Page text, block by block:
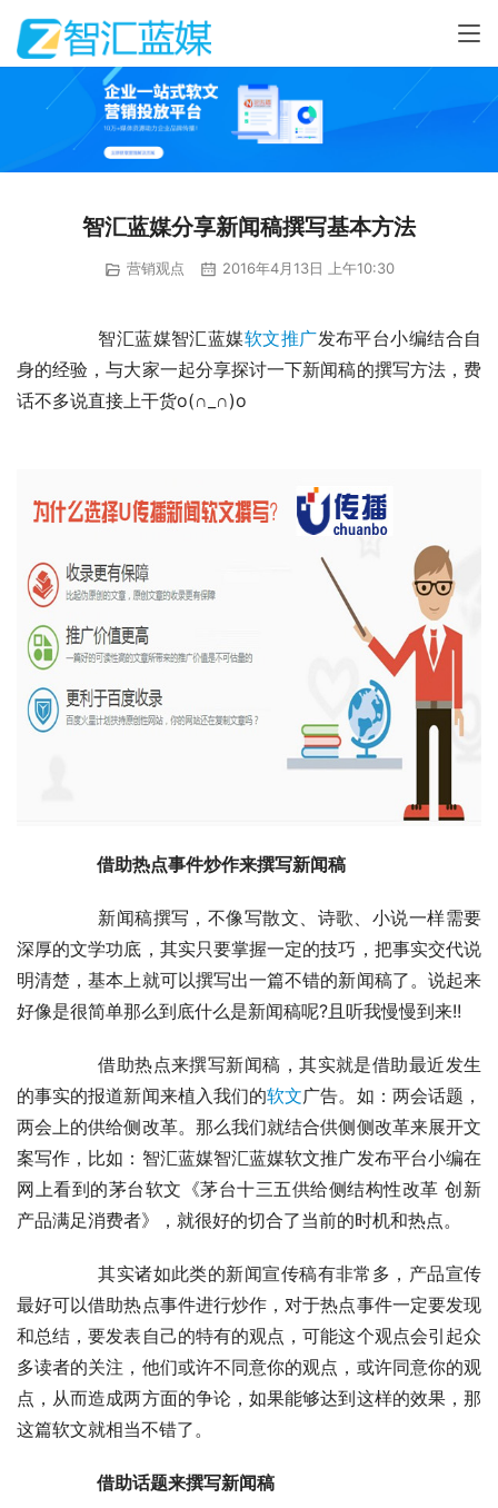
智汇蓝媒分享新闻稿撰写基本方法
营销观点 2016年4月13日 上午10:30
	　　智汇蓝媒智汇蓝媒
软文推广发布平台小编结合自
身的经验，与大家一起分享探讨一下新闻稿的撰写方法，费
话不多说直接上干货o(∩_∩)o
借助热点事件炒作来撰写新闻稿
深厚的文学功底，其实只要掌握一定的技巧，把事实交代说
明清楚，基本上就可以撰写出一篇不错的新闻稿了。说起来
好像是很简单那么到底什么是新闻稿呢?且听我慢慢到来!!
的事实的报道新闻来植入我们的软文广告。如：两会话题，
两会上的供给侧改革。那么我们就结合供侧侧改革来展开文
案写作，比如：智汇蓝媒智汇蓝媒软文推广发布平台小编在
网上看到的茅台软文《茅台十三五供给侧结构性改革 创新
产品满足消费者》，就很好的切合了当前的时机和热点。
最好可以借助热点事件进行炒作，对于热点事件一定要发现
和总结，要发表自己的特有的观点，可能这个观点会引起众
多读者的关注，他们或许不同意你的观点，或许同意你的观
点，从而造成两方面的争论，如果能够达到这样的效果，那
这篇软文就相当不错了。
借助话题来撰写新闻稿